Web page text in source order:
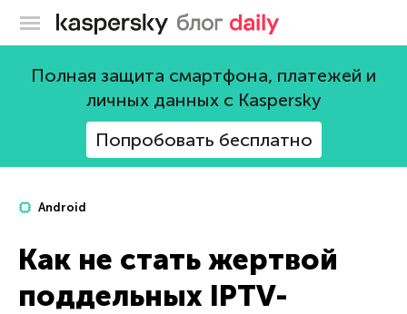
Блог Касперского
Полная защита смартфона, платежей и
личных данных с Kaspersky
Попробовать бесплатно
Android
Как не стать жертвой
поддельных IPTV-